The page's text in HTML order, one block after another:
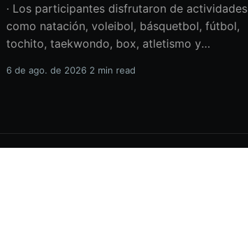
· Los participantes disfrutaron de actividades
como natación, voleibol, básquetbol, fútbol,
tochito, taekwondo, box, atletismo y
Curso de Verano en el Centro Deportivo
reconoció el esfuerzo de las 200 niñas y
6 de ago. de 2026 2 min read